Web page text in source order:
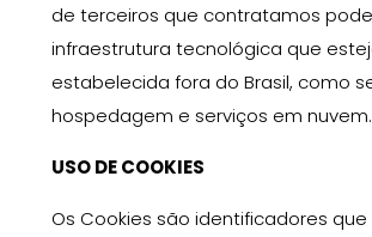
de terceiros que contratamos
infraestrutura tecnológica que
estabelecida fora do Brasil, como
hospedagem e serviços em nuvem.
USO DE COOKIES
Os Cookies são identificadores que